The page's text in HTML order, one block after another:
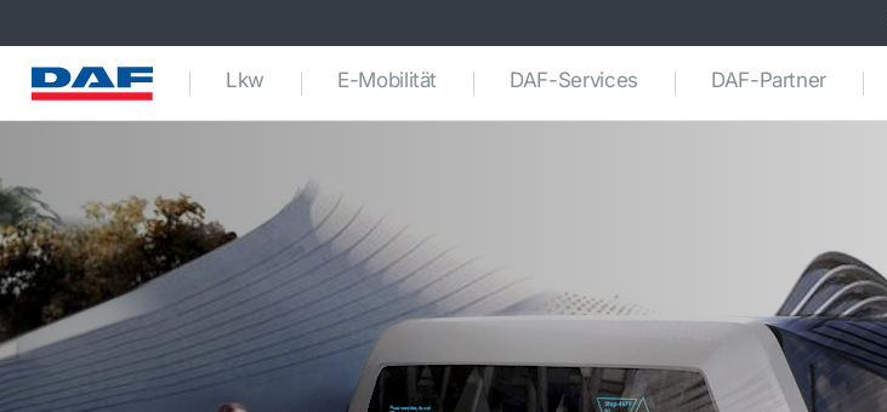
Lkw E-Mobilität DAF-Services DAF-Partner